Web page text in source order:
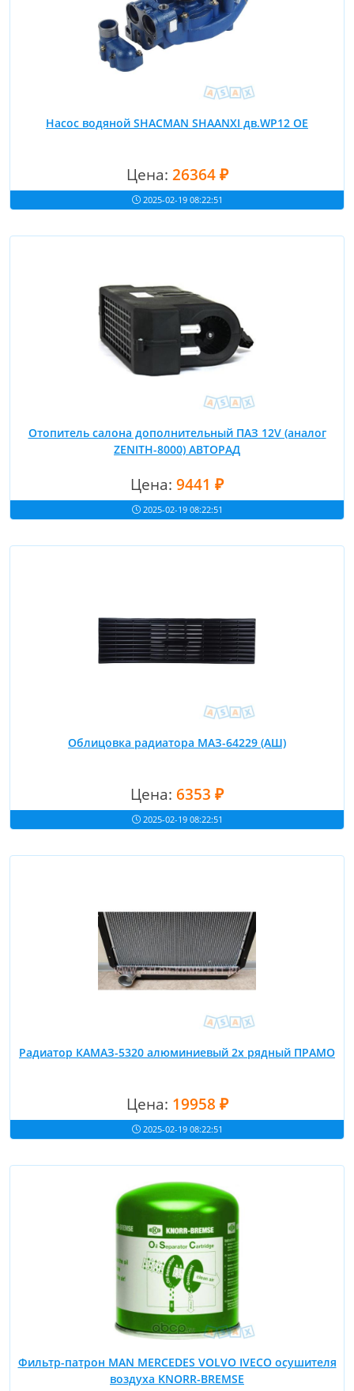
Насос водяной SHACMAN SHAANXI дв.WP12 OE
Цена: 26364 ₽
2025-02-19 08:22:51
Отопитель салона дополнительный ПАЗ 12V (аналог
ZENITH-8000) АВТОРАД
Цена: 9441 ₽
2025-02-19 08:22:51
Облицовка радиатора МАЗ-64229 (АШ)
Цена: 6353 ₽
2025-02-19 08:22:51
Радиатор КАМАЗ-5320 алюминиевый 2х рядный ПРАМО
Цена: 19958 ₽
2025-02-19 08:22:51
Фильтр-патрон MAN MERCEDES VOLVO IVECO осушителя
воздуха KNORR-BREMSE